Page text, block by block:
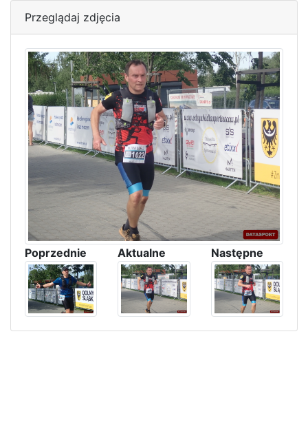
Przeglądaj zdjęcia
Poprzednie Aktualne Następne